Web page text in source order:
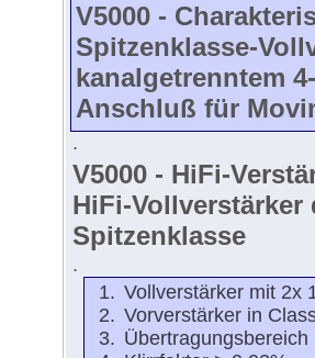
V5000 -
Spitzenklasse-
kanalgetrenntem
Anschluß für
.
V5000 - HiFi-
HiFi-
Spitzenklasse
.
Vollverstärker mit 2x
Vorverstärker in